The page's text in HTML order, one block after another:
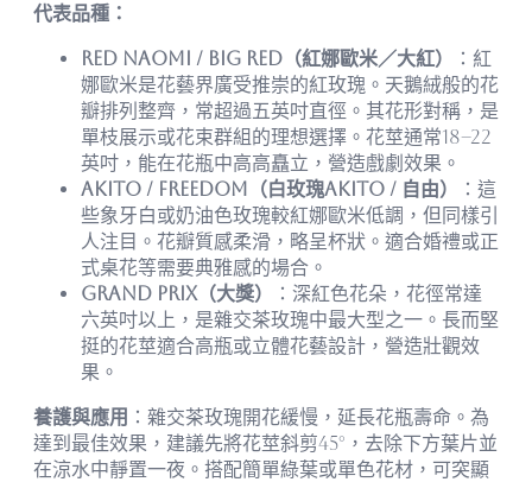
代表品種：
Red Naomi / Big Red（紅娜歐米／大紅）
：紅
娜歐米是花藝界廣受推崇的紅玫瑰。天鵝絨般的花
瓣排列整齊，常超過五英吋直徑。其花形對稱，是
單枝展示或花束群組的理想選擇。花莖通常18–22
英吋，能在花瓶中高高矗立，營造戲劇效果。
Akito / Freedom（白玫瑰Akito / 自由）
：這
些象牙白或奶油色玫瑰較紅娜歐米低調，但同樣引
人注目。花瓣質感柔滑，略呈杯狀。適合婚禮或正
式桌花等需要典雅感的場合。
Grand Prix（大獎）
：深紅色花朵，花徑常達
六英吋以上，是雜交茶玫瑰中最大型之一。長而堅
挺的花莖適合高瓶或立體花藝設計，營造壯觀效
果。
養護與應用 ：雜交茶玫瑰開花緩慢，延長花瓶壽命。為
達到最佳效果，建議先將花莖斜剪45°，去除下方葉片並
在涼水中靜置一夜。搭配簡單綠葉或單色花材，可突顯